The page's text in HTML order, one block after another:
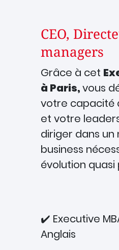
CEO,
managers
Grâce à cet
à Paris,vous
votre capacité
et votre
diriger dans un
business
évolution
✔️ Executive
Anglais